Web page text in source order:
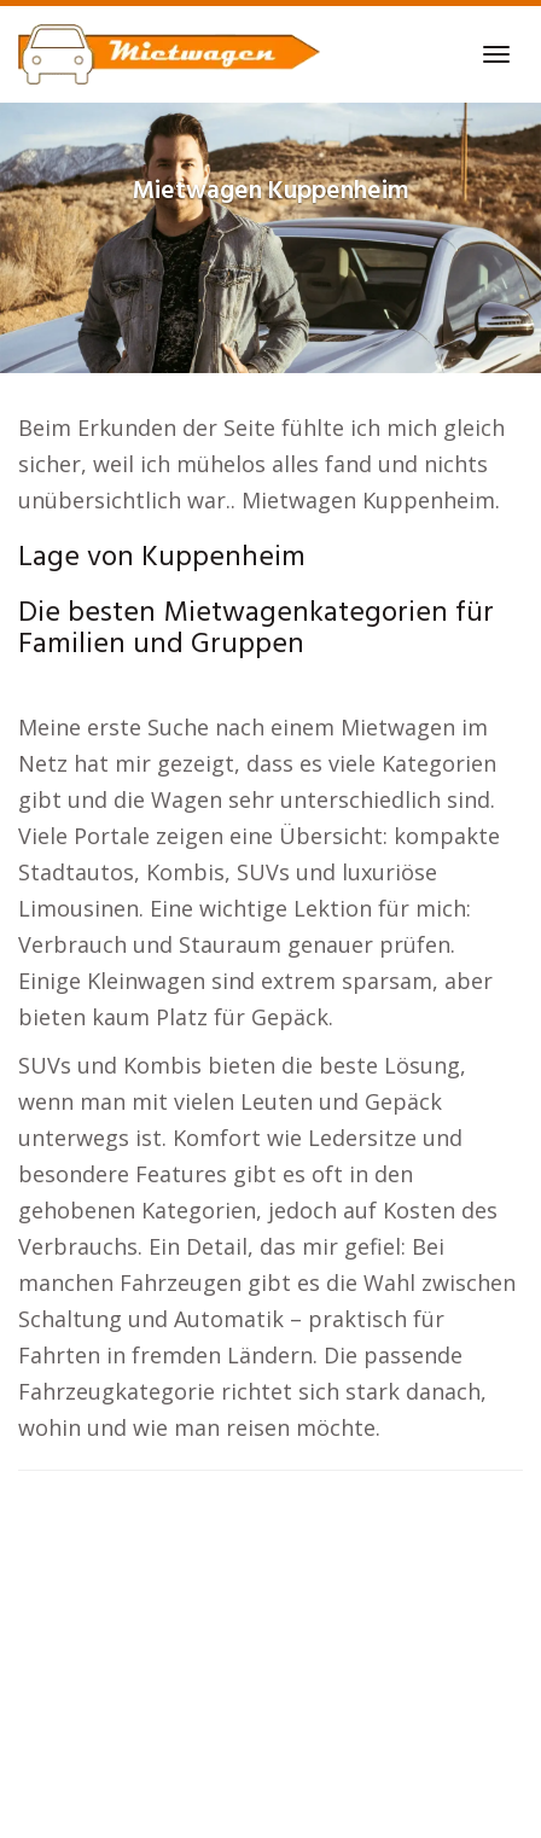
Skip
to
main
content
MietwagenKuppenheim
Beim Erkunden der Seite fühlte ich mich gleich
sicher, weil ich mühelos alles fand und nichts
unübersichtlich war.. Mietwagen Kuppenheim.
Lage von Kuppenheim
Die besten Mietwagenkategorien für
Familien und Gruppen
Meine erste Suche nach einem Mietwagen im
Netz hat mir gezeigt, dass es viele Kategorien
gibt und die Wagen sehr unterschiedlich sind.
Viele Portale zeigen eine Übersicht: kompakte
Stadtautos, Kombis, SUVs und luxuriöse
Limousinen. Eine wichtige Lektion für mich:
Verbrauch und Stauraum genauer prüfen.
Einige Kleinwagen sind extrem sparsam, aber
bieten kaum Platz für Gepäck.
SUVs und Kombis bieten die beste Lösung,
wenn man mit vielen Leuten und Gepäck
unterwegs ist. Komfort wie Ledersitze und
besondere Features gibt es oft in den
gehobenen Kategorien, jedoch auf Kosten des
Verbrauchs. Ein Detail, das mir gefiel: Bei
manchen Fahrzeugen gibt es die Wahl zwischen
Schaltung und Automatik – praktisch für
Fahrten in fremden Ländern. Die passende
Fahrzeugkategorie richtet sich stark danach,
wohin und wie man reisen möchte.